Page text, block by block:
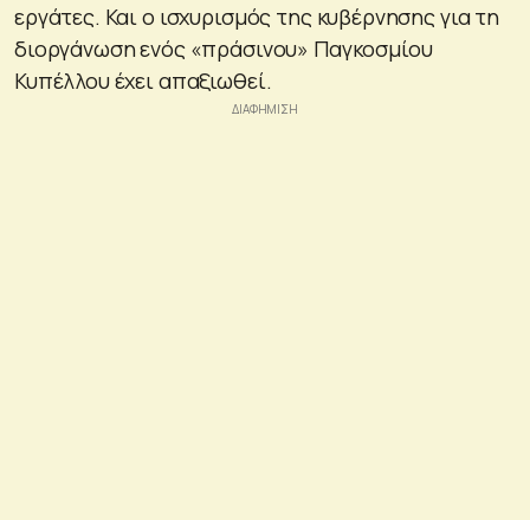
εργάτες. Και ο ισχυρισμός της κυβέρνησης για τη
διοργάνωση ενός «πράσινου» Παγκοσμίου
Κυπέλλου έχει απαξιωθεί.